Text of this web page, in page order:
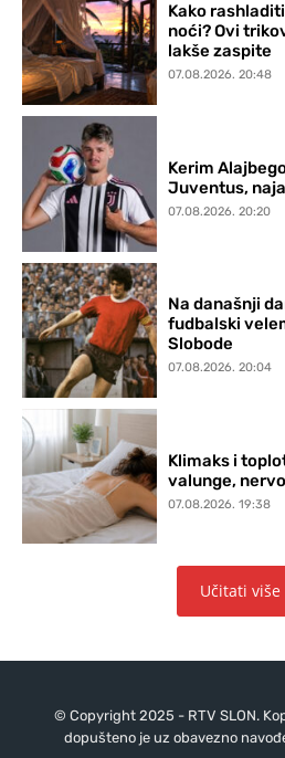
Kako
noći? Ovi
lakše zaspite
07.08.2026. 20:48
Kerim
Juventus,
07.08.2026. 20:20
Na današnji
fudbalski
Slobode
07.08.2026. 20:04
Klimaks i
valunge,
07.08.2026. 19:38
Učitati više
© Copyright 2025 - RTV SLON.
dopušteno je uz obavezno